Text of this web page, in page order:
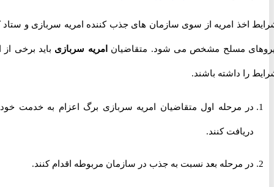
اخذ امریه از سوی سازمان های جذب کننده امریه سربازی و ستاد کل
مسلح مشخص می شود. متقاضیانامریه سربازیباید برخی از این
را داشته باشند.
در مرحله اول متقاضیان امریه سربازی برگ اعزام به خدمت خود را
دریافت کنند.
در مرحله بعد نسبت به جذب در سازمان مربوطه اقدام کنند.